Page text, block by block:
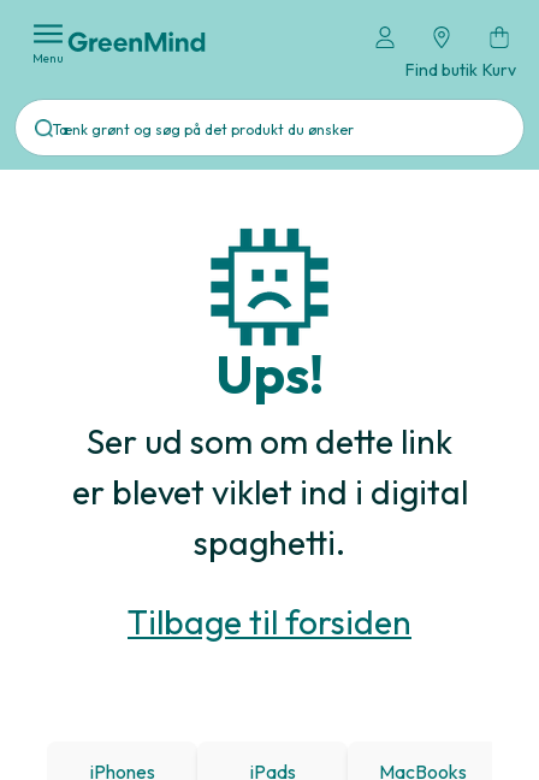
Menu
Find butik Kurv
Ups!
Ser ud som om dette link
er blevet viklet ind i digital
spaghetti.
Tilbage til forsiden
iPhones iPads MacBooks